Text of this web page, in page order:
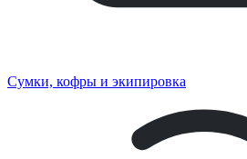
Сумки, кофры и экипировка